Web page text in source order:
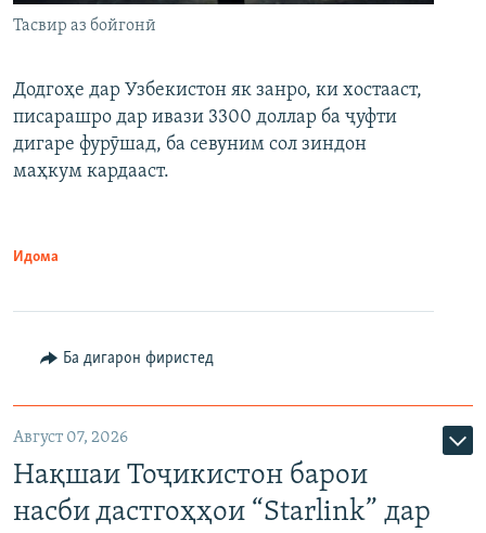
Тасвир аз бойгонӣ
Додгоҳе дар Узбекистон як занро, ки хостааст,
писарашро дар ивази 3300 доллар ба ҷуфти
дигаре фурӯшад, ба севуним сол зиндон
маҳкум кардааст.
Идома
Ба дигарон фиристед
Август 07, 2026
Нақшаи Тоҷикистон барои
насби дастгоҳҳои “Starlink” дар